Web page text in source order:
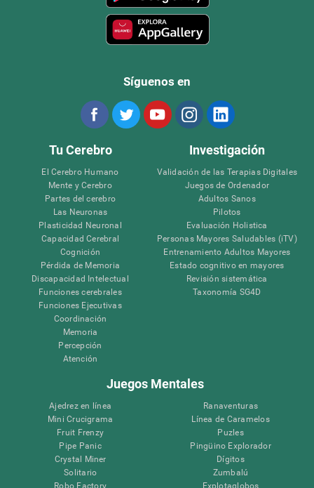
Síguenos en
Tu Cerebro
El Cerebro Humano
Mente y Cerebro
Partes del cerebro
Las Neuronas
Plasticidad Neuronal
Capacidad Cerebral
Cognición
Pérdida de Memoria
Discapacidad Intelectual
Funciones cerebrales
Funciones Ejecutivas
Coordinación
Memoria
Percepción
Atención
Investigación
Validación de las Terapias Digitales
Juegos de Ordenador
Adultos Sanos
Pilotos
Evaluación Holistica
Personas Mayores Saludables (iTV)
Entrenamiento Adultos Mayores
Estado cognitivo en mayores
Revisión sistemática
Taxonomía SG4D
Juegos Mentales
Ajedrez en línea
Mini Crucigrama
Fruit Frenzy
Pipe Panic
Crystal Miner
Solitario
Robo Factory
Ranaventuras
Línea de Caramelos
Puzles
Pingüino Explorador
Dígitos
Zumbalú
Explotaglobos